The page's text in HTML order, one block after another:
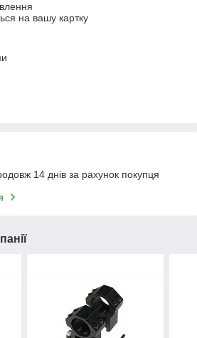
на вашу картку
14 днів за рахунок покупця